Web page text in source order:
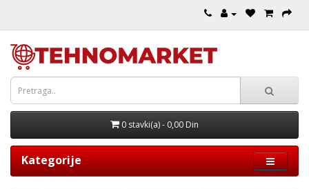
0 stavki(a) - 0,00 Din
Kategorije